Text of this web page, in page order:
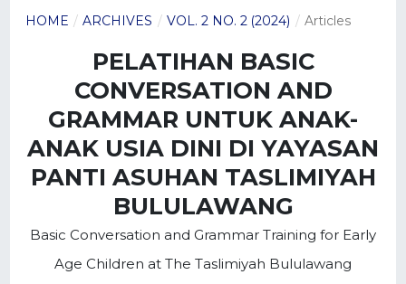
HOME / ARCHIVES / VOL. 2 NO. 2 (2024) / Articles
PELATIHAN BASIC
CONVERSATION AND
GRAMMAR UNTUK ANAK-
ANAK USIA DINI DI YAYASAN
PANTI ASUHAN TASLIMIYAH
BULULAWANG
Basic Conversation and Grammar Training for Early
Age Children at The Taslimiyah Bululawang